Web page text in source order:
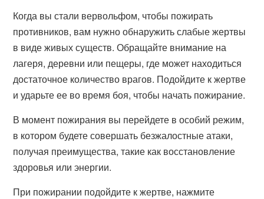
Когда вы стали вервольфом, чтобы пожирать
противников, вам нужно обнаружить слабые жертвы
в виде живых существ. Обращайте внимание на
лагеря, деревни или пещеры, где может находиться
достаточное количество врагов. Подойдите к жертве
и ударьте ее во время боя, чтобы начать пожирание.
В момент пожирания вы перейдете в особий режим,
в котором будете совершать безжалостные атаки,
получая преимущества, такие как восстановление
здоровья или энергии.
При пожирании подойдите к жертве, нажмите